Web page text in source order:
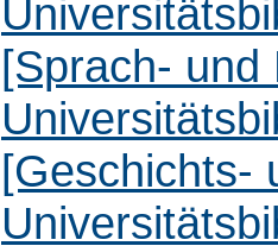
[Sprach- und
[Geschichts-